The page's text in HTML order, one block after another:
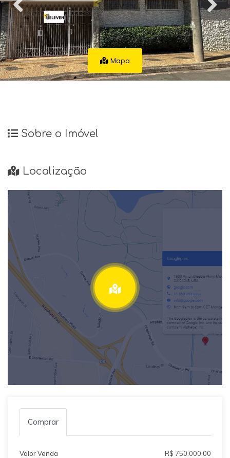
Mapa
Sobre o Imóvel
Localização
Comprar
Valor Venda R$ 750.000,00